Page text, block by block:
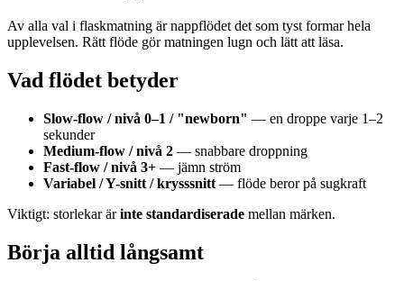
Av alla val i flaskmatning är nappflödet det som tyst formar hela
upplevelsen. Rätt flöde gör matningen lugn och lätt att läsa.
Vad flödet betyder
Slow-flow / nivå 0–1 / "newborn" — en droppe varje 1–2
sekunder
Medium-flow / nivå 2 — snabbare droppning
Fast-flow / nivå 3+ — jämn ström
Variabel / Y-snitt / krysssnitt — flöde beror på sugkraft
Viktigt: storlekar ärinte standardiserade mellan märken.
Börja alltid långsamt